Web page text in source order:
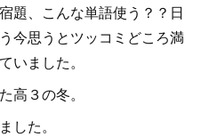
題、こんな単語使う？？日
今思うとツッコミどころ満
いました。
高３の冬。
した。